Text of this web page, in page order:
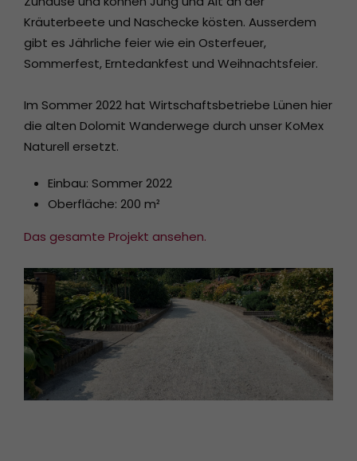
Kräuterbeete und Naschecke kösten. Ausserdem
gibt es Jährliche feier wie ein Osterfeuer,
Sommerfest, Erntedankfest und Weihnachtsfeier.
Im Sommer 2022 hat Wirtschaftsbetriebe Lünen hier
die alten Dolomit Wanderwege durch unser KoMex
Naturell ersetzt.
Einbau: Sommer 2022
Oberfläche: 200 m²
Das gesamte Projekt ansehen.